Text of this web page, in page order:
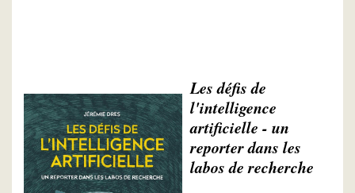
Les défis de
l'intelligence
artificielle - un
reporter dans les
labos de recherche